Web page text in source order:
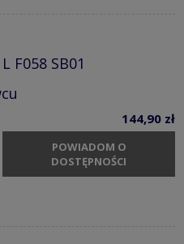
F058 SB01
144,90 zł
POWIADOM O
DOSTĘPNOŚCI